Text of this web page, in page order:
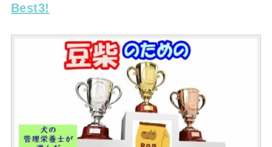
Best3!